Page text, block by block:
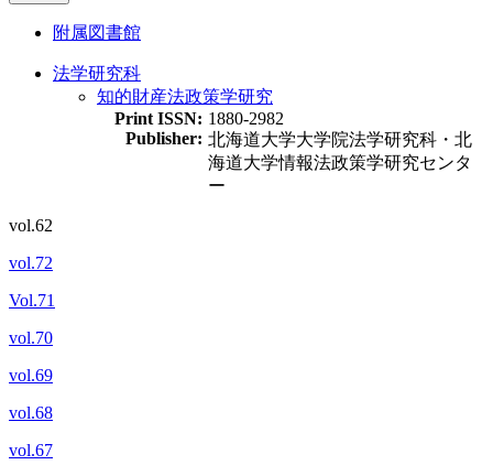
附属図書館
法学研究科
知的財産法政策学研究
Print ISSN: 1880-2982
Publisher: 北海道大学大学院法学研究科・北
海道大学情報法政策学研究センタ
ー
vol.62
vol.72
Vol.71
vol.70
vol.69
vol.68
vol.67